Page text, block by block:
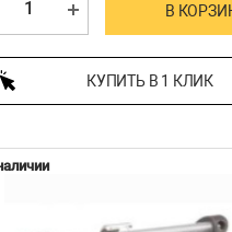
В
КУПИТЬ В 1 КЛИК